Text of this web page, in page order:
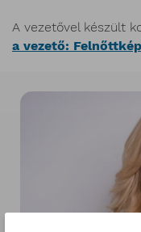
A vezetővel készült
a vezető: